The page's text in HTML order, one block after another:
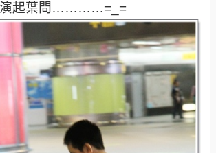
演起葉問…………=_=